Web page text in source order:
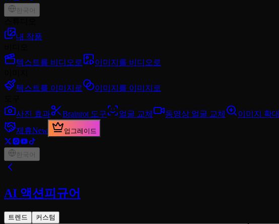
한국어
내 작품
텍스트를 비디오로
이미지를 비디오로
텍스트를 이미지로
이미지를 이미지로
사진 효과
Brainrot 도구 얼굴 교체 동영상 얼굴 교체 이미지 확대
제휴New 업그레이드
한국어
AI 액션피규어
트렌드 커스텀